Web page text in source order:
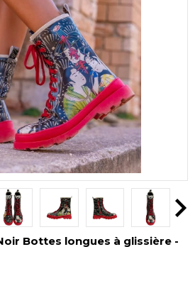
Bottes longues à glissière -